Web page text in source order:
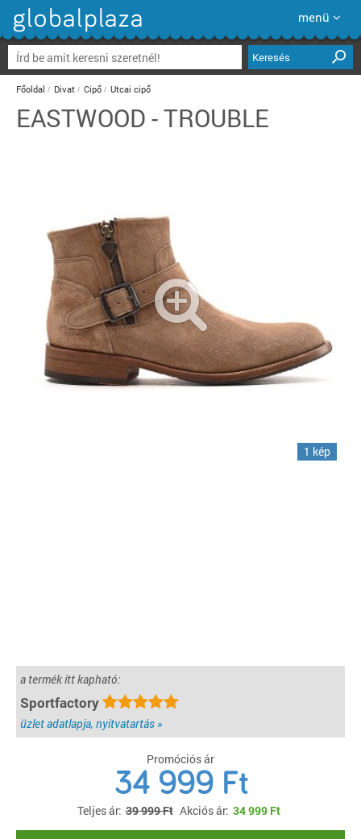
menü
Keresés
Főoldal Divat Cipő Utcai cipő
EASTWOOD - TROUBLE
1 kép
a termék itt kapható:
Sportfactory
üzlet adatlapja, nyitvatartás »
Promóciós ár
34 999 Ft
Teljes ár: 39 999 Ft Akciós ár: 34 999 Ft